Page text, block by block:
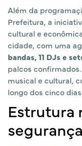
Além da
Prefeitura, a
cultural e
cidade, com uma
bandas, 11 DJs e
palcos
musical e cultural,
longo dos cinco
Estrutura